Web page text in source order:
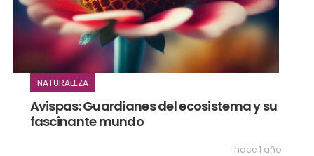
NATURALEZA
Avispas: Guardianes del ecosistema y su
fascinante mundo
hace 1 año